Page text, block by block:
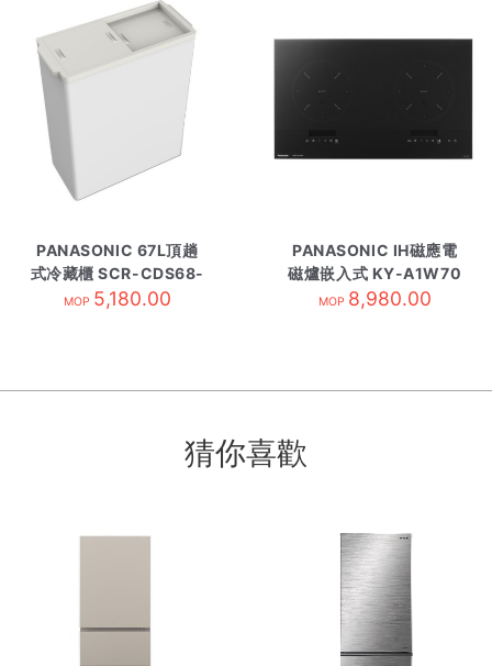
PANASONIC 67L頂趟
式冷藏櫃 SCR-CDS68-
HK
MOP 5,180.00
PANASONIC IH磁應電
磁爐嵌入式 KY-A1W70
黑
MOP 8,980.00
猜你喜歡